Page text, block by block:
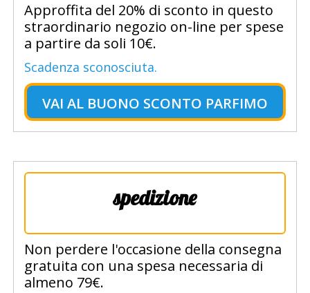
Approffita del 20% di sconto in questo
straordinario negozio on-line per spese
a partire da soli 10€.
Scadenza sconosciuta.
VAI AL BUONO SCONTO PARFIMO
spedizione
Non perdere l'occasione della consegna
gratuita con una spesa necessaria di
almeno 79€.